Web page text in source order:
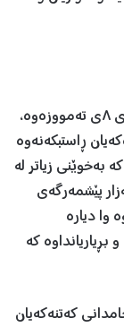
ئێمە چاوەڕوانبووین لە دوای کەتن و کودەتاکەی ٨ی تەمووزەوە،
ڕاستبکەنەوە
بەخوێنی زیاتر لە
پێشمەرگەی
وا دیارە
کە
کەتنەکەیان